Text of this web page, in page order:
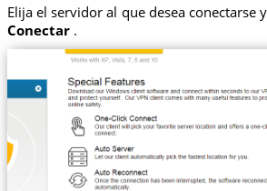
Elija el servidor al que desea conectarse
Conectar.